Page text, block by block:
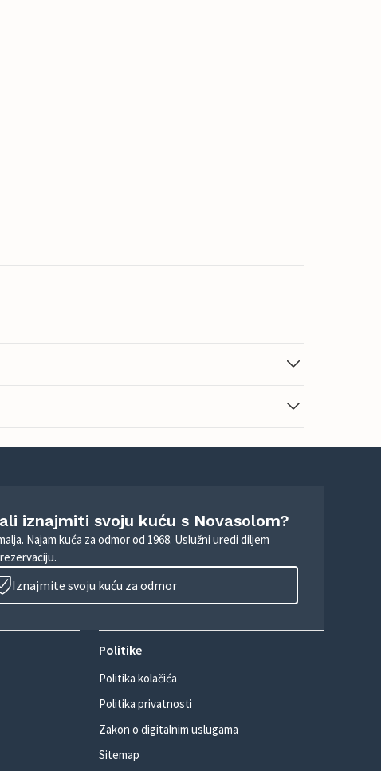
iznajmiti svoju kuću s Novasolom?
Najam kuća za odmor od 1968. Uslužni uredi diljem
Iznajmite svoju kuću za odmor
Politike
Politika kolačića
Politika privatnosti
Zakon o digitalnim uslugama
Sitemap